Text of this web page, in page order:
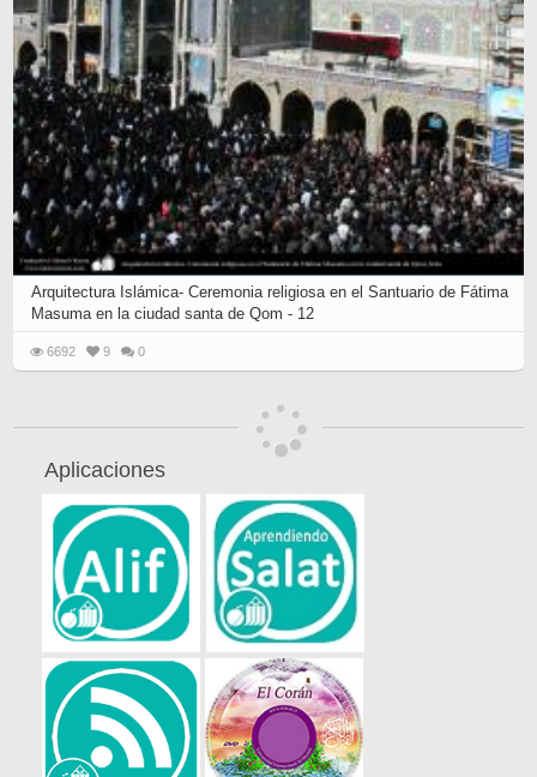
Arquitectura Islámica- Ceremonia religiosa en el Santuario de Fátima
Masuma en la ciudad santa de Qom - 12
6692 9 0
Aplicaciones